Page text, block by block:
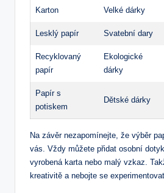
Karton Velké dárky
Lesklý papír Svatební dary
Recyklovaný
papír
Ekologické
dárky
Papír s
potiskem
Dětské dárky
Na závěr nezapomínejte, že výběr
vás. Vždy můžete přidat osobní
vyrobená karta nebo malý vzkaz.
kreativitě a nebojte se